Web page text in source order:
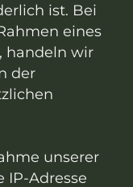
ist. Bei
eines
handeln wir
der
unserer
IP-Adresse